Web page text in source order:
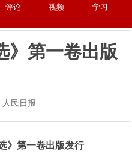
评论 视频
学习
》第一卷出版
人民日报
》第一卷出版发行